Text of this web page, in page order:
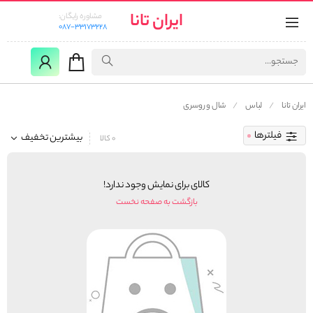
ایران تانا
مشاوره رایگان:
087-33173228
ایران تانا لباس شال و روسری
فیلترها بیشترین تخفیف 0 کالا
کالای برای نمایش وجود ندارد!
بازگشت به صفحه نخست